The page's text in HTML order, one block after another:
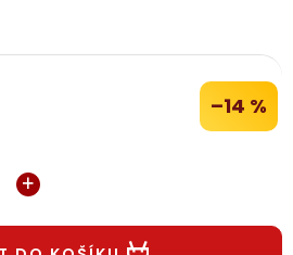
Kontakt
Odstoupení ve lhůtě 14 dní
–14 %